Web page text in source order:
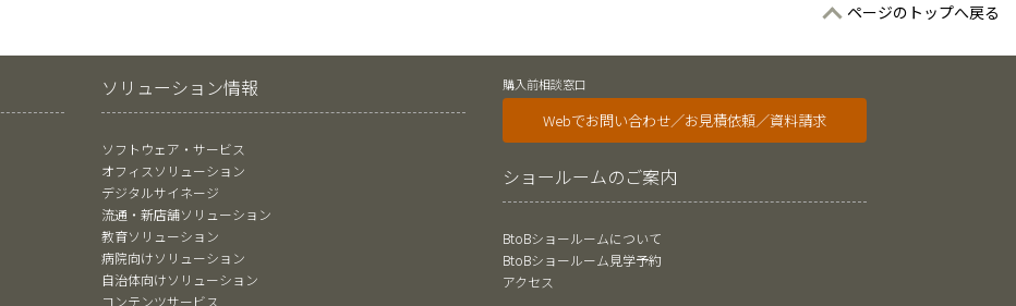
ページのトップへ戻る
ソリューション情報
ソフトウェア・サービス
オフィスソリューション
デジタルサイネージ
流通・新店舗ソリューション
教育ソリューション
病院向けソリューション
自治体向けソリューション
コンテンツサービス
購入前相談窓口
Webでお問い合わせ／お見積依頼／資料請求
ショールームのご案内
BtoBショールームについて
BtoBショールーム見学予約
アクセス